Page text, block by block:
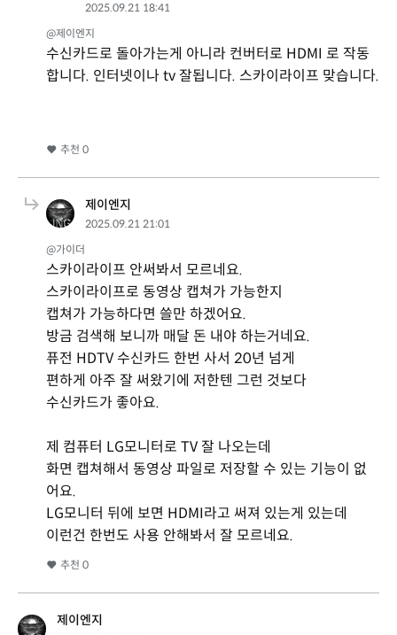
2025.09.21 18:41
@제이엔지
수신카드로 돌아가는게 아니라 컨버터로 HDMI 로 작동
합니다. 인터넷이나 tv 잘됩니다. 스카이라이프 맞습니다.
추천 0
제이엔지
2025.09.21 21:01
@가이더
스카이라이프 안써봐서 모르네요.
스카이라이프로 동영상 캡쳐가 가능한지
캡쳐가 가능하다면 쓸만 하겠어요.
방금 검색해 보니까 매달 돈 내야 하는거네요.
퓨전 HDTV 수신카드 한번 사서 20년 넘게
편하게 아주 잘 써왔기에 저한텐 그런 것보다
수신카드가 좋아요.
제 컴퓨터 LG모니터로 TV 잘 나오는데
화면 캡쳐해서 동영상 파일로 저장할 수 있는 기능이 없
어요.
LG모니터 뒤에 보면 HDMI라고 써져 있는게 있는데
이런건 한번도 사용 안해봐서 잘 모르네요.
추천 0
제이엔지